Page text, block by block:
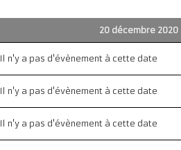
20 décembre
Il n'y a pas d'évènement à cette date
Il n'y a pas d'évènement à cette date
Il n'y a pas d'évènement à cette date